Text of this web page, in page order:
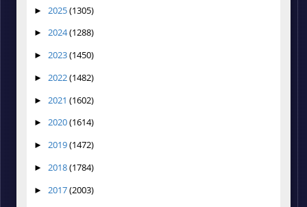
► 2025(1305)
► 2024(1288)
► 2023(1450)
► 2022(1482)
► 2021 (1602)
► 2020(1614)
► 2019(1472)
► 2018(1784)
► 2017(2003)